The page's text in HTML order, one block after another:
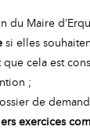
du Maire
si elles
que cela est
;
de
exercices